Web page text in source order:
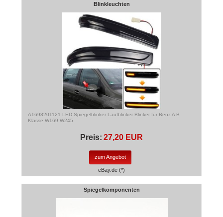
Blinkleuchten
A1698201121 LED Spiegelblinker Laufblinker Blinker für Benz A B
Klasse W169 W245
Preis: 27,20 EUR
zum Angebot
eBay.de (*)
Spiegelkomponenten